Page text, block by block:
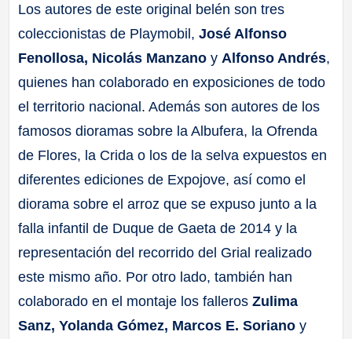
Los autores de este original belén son tres
coleccionistas de Playmobil, José Alfonso
Fenollosa, Nicolás Manzano y Alfonso Andrés,
quienes han colaborado en exposiciones de todo
el territorio nacional. Además son autores de los
famosos dioramas sobre la Albufera, la Ofrenda
de Flores, la Crida o los de la selva expuestos en
diferentes ediciones de Expojove, así como el
diorama sobre el arroz que se expuso junto a la
falla infantil de Duque de Gaeta de 2014 y la
representación del recorrido del Grial realizado
este mismo año. Por otro lado, también han
colaborado en el montaje los fallerosZulima
Sanz, Yolanda Gómez, Marcos E. Soriano y